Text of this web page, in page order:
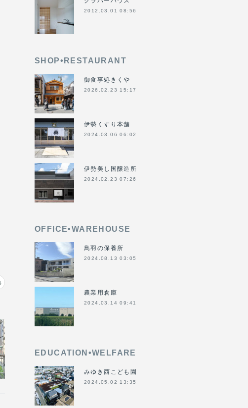
2012.03.01 08:56
SHOP•RESTAURANT
御食事処きくや
2026.02.23 15:17
伊勢くすり本舗
2024.03.06 06:02
伊勢美し国醸造所
2024.02.23 07:26
OFFICE•WAREHOUSE
鳥羽の保養所
2024.08.13 03:05
農業用倉庫
2024.03.14 09:41
EDUCATION•WELFARE
みゆき西こども園
2024.05.02 13:35